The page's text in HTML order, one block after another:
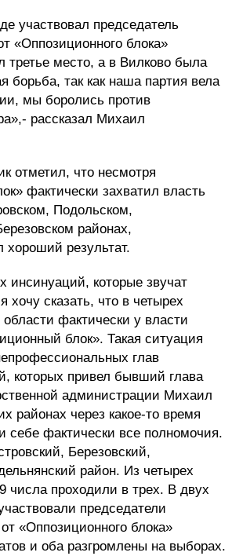
участвовал председатель
«Оппозиционного блока»
третье место, а в Вилково была
борьба, так как наша партия вела
мы боролись против
рассказал Михаил
отметил, что несмотря
фактически захватил власть
Подольском,
районах,
результат.
инсинуаций, которые звучат
хочу сказать, что в четырех
фактически у власти
блок». Такая ситуация
глав
которых привел бывший глава
администрации Михаил
районах через какое-то время
себе фактически все полномочия.
Березовский,
район. Из четырех
числа проходили в трех. В двух
председатели
«Оппозиционного блока»
и оба разгромлены на выборах.